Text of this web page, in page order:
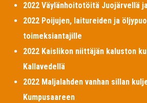
2022 Väylänhoitotöitä Juojärvellä
2022 Poijujen, laitureiden ja
toimeksiantajille
2022 Kaislikon niittäjän kaluston
Kallavedellä
2022 Maljalahden vanhan sillan
Kumpusaareen